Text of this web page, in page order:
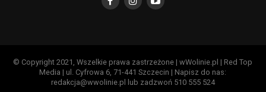
© Copyright 2021, Wszelkie prawa zastrzeżone | wWolinie.pl | Red Top
Media | ul. Cyfrowa 6, 71-441 Szczecin | Napisz do nas:
redakcja@wwolinie.pl lub zadzwoń 510 555 524